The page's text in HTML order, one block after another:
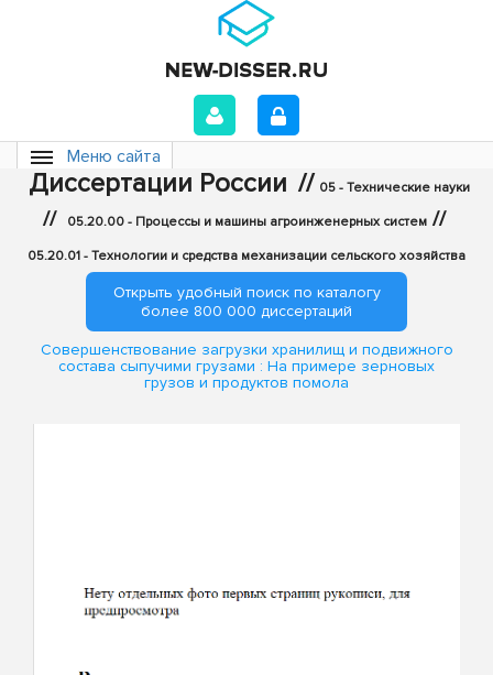
Меню сайта
Диссертации России // 05 - Технические науки
// 05.20.00 - Процессы и машины агроинженерных систем //
05.20.01 - Технологии и средства механизации сельского хозяйства
Открыть удобный поиск по каталогу
более 800 000 диссертаций
Совершенствование загрузки хранилищ и подвижного
состава сыпучими грузами : На примере зерновых
грузов и продуктов помола